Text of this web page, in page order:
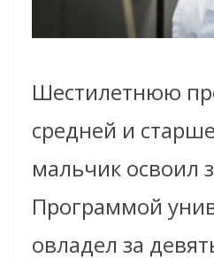
Шестилетнюю
средней и
мальчик освоил
Программой
овладел за